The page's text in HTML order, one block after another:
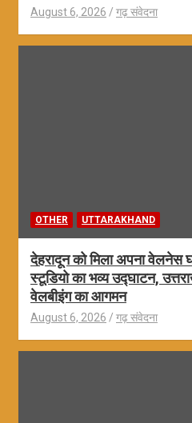
August 6, 2026 गढ़ संवेदना
OTHER UTTARAKHAND
देहरादून को मिला अपना वेलनेस
स्टूडियो का भव्य उद्घाटन,
वेलबीइंग का आगमन
August 6, 2026 गढ़ संवेदना